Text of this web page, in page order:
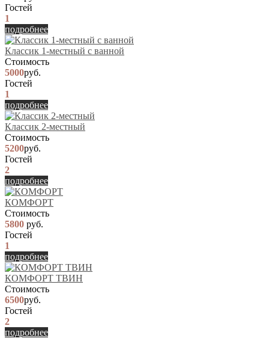
Гостей
1
подробнее
Классик 1-местный с ванной
Стоимость
5000руб.
Гостей
1
подробнее
Классик 2-местный
Стоимость
5200руб.
Гостей
2
подробнее
КОМФОРТ
Стоимость
5800 руб.
Гостей
1
подробнее
КОМФОРТ ТВИН
Стоимость
6500руб.
Гостей
2
подробнее